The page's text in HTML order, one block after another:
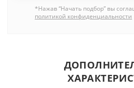
*Нажав “Начать подбор” вы
политикой конфиденциальности